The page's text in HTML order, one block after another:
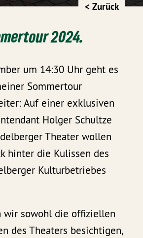
< Zurück
2024.
um 14:30 Uhr geht es
Sommertour
Auf einer exklusiven
Holger Schultze
Theater wollen
hinter die Kulissen des
Kulturbetriebes
wir sowohl die offiziellen
des Theaters besichtigen,